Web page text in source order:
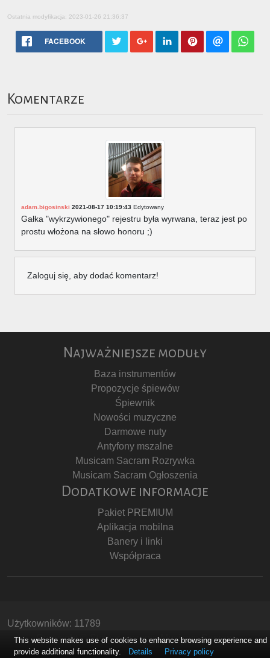
Ostatnia modyfikacja: 2023-01-26 21:36:37
FACEBOOK
Komentarze
adam.bigosinski 2021-08-17 10:19:43 Edytowany
Gałka "wykrzywionego" rejestru była wyrwana, teraz jest po
prostu włożona na słowo honoru ;)
Zaloguj się, aby dodać komentarz!
Najważniejsze moduły
Baza instrumentów
Propozycje śpiewów
Śpiewnik
Nowości muzyczne
Darmowe nuty
Antyfony mszalne
Musicam Sacram Rozrywka
Musicam Sacram Ogłoszenia
Dodatkowe informacje
Pakiet PREMIUM
Aplikacja mobilna
Banery i linki
Współpraca
Użytkowników: 11789
Copyright © Stowarzyszenie Musicam Sacram
This website makes use of cookies to enhance browsing experience and
provide additional functionality.
Details Privacy policy